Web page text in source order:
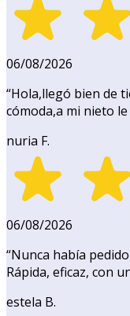
06/08/2026
“Hola,llegó bien de
cómoda,a mi nieto
nuria F.
06/08/2026
“Nunca había
Rápida, eficaz, con
estela B.